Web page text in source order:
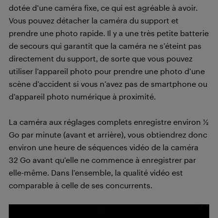
dotée d’une caméra fixe, ce qui est agréable à avoir.
Vous pouvez détacher la caméra du support et
prendre une photo rapide. Il y a une très petite batterie
de secours qui garantit que la caméra ne s’éteint pas
directement du support, de sorte que vous pouvez
utiliser l’appareil photo pour prendre une photo d’une
scène d’accident si vous n’avez pas de smartphone ou
d’appareil photo numérique à proximité.
La caméra aux réglages complets enregistre environ ½
Go par minute (avant et arrière), vous obtiendrez donc
environ une heure de séquences vidéo de la caméra
32 Go avant qu’elle ne commence à enregistrer par
elle-même. Dans l’ensemble, la qualité vidéo est
comparable à celle de ses concurrents.